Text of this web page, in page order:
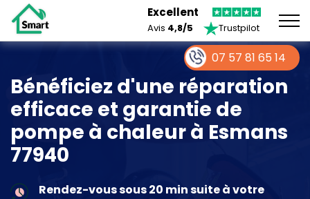
Excellent
Avis 4,8/5 Trustpilot
Bénéficiez d'une réparation
efficace et garantie de
pompe à chaleur à Esmans
77940
Rendez-vous sous 20 min suite à votre
07 57 81 65 14